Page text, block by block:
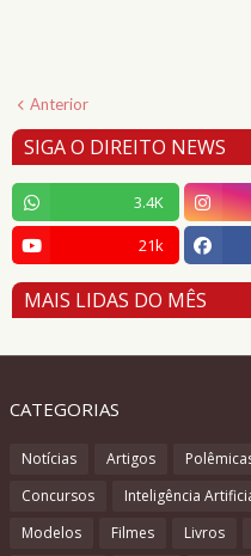
Anterior
SIGA O DIREITO NEWS
3.4K
21k
MAIS LIDAS DO MÊS
CATEGORIAS
Notícias Artigos
Concursos
Inteligência
Modelos
Filmes Livros